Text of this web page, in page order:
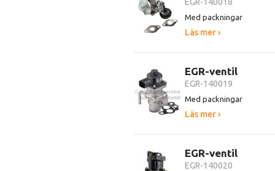
Med packningar
Läs mer ›
EGR-ventil
EGR-140019
Med packningar
Läs mer ›
EGR-ventil
EGR-140020